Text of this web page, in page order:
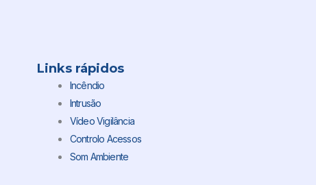
Links rápidos
Incêndio
Intrusão
Vídeo Vigilância
Controlo Acessos
Som Ambiente